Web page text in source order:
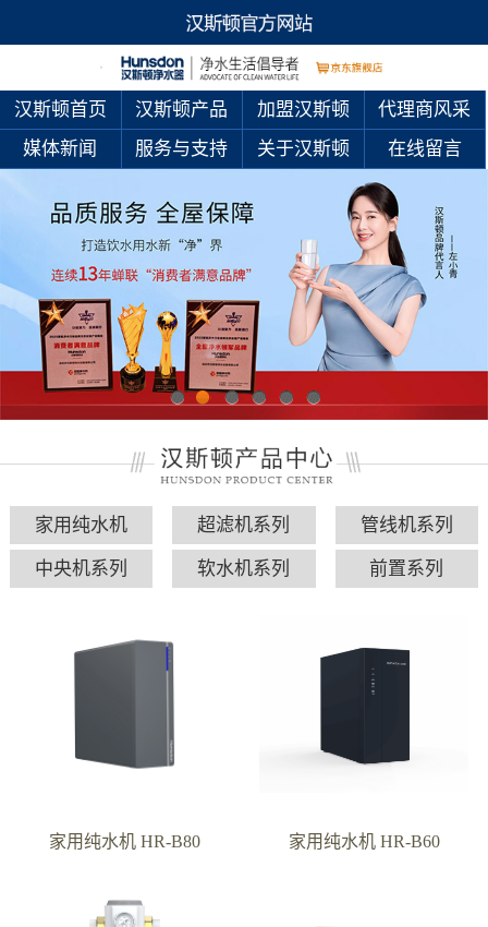
汉斯顿首页 汉斯顿产品 加盟汉斯顿
代理商风采
媒体新闻
服务与支持 关于汉斯顿 在线留言
家用纯水机 超滤机系列 管线机系列
中央机系列 软水机系列 前置系列
家用纯水机 HR-B80 家用纯水机 HR-B60